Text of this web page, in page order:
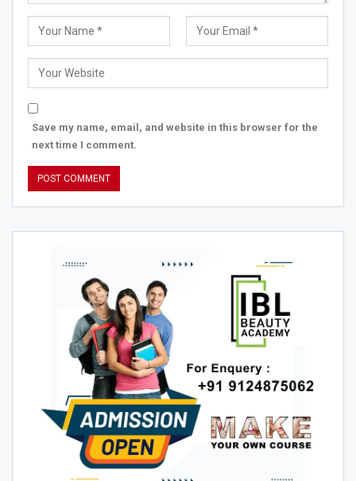
Save my name, email, and website in this browser for the
next time I comment.